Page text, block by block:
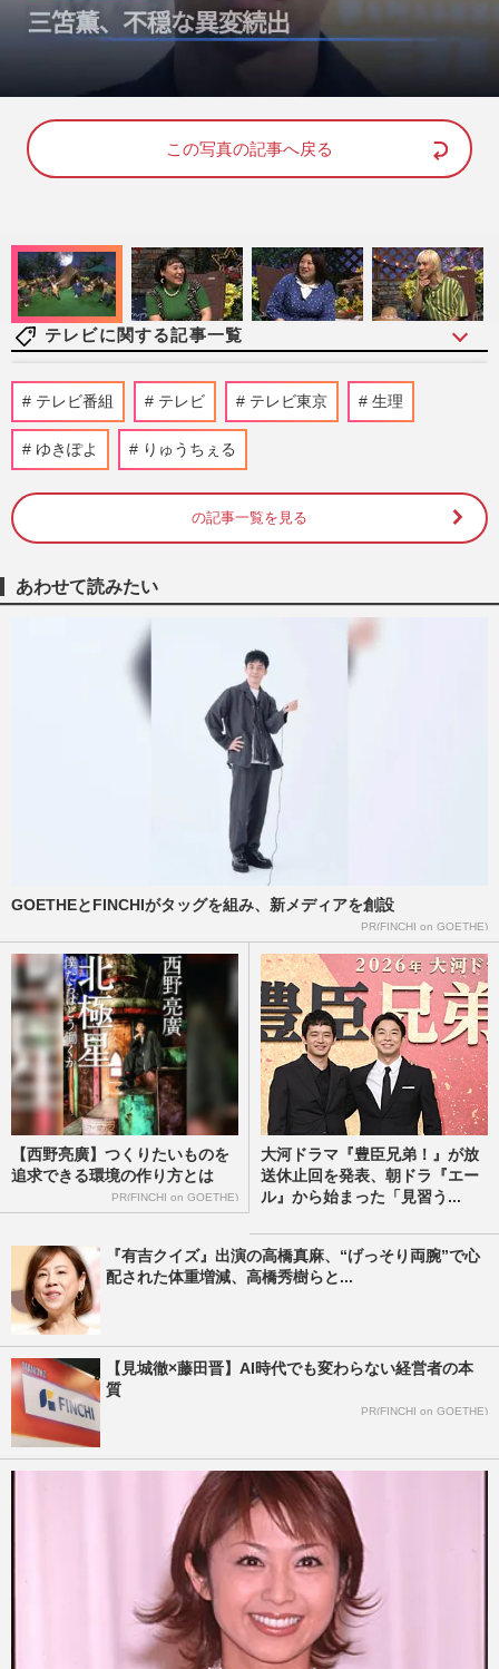
n
u
o
d
d
:
8
この写真の記事へ戻る
テレビに関する記事一覧
テレビ朝日『モーニングショー』玉川徹氏
「警察官が死刑にした」大阪府発砲事件へ
の持論に「警官の命をなん…
週刊女性PRIME
NHK職員への性加害で“出禁”食らった〈5
年前の番組出演者〉特定が進むも、ネット
週刊女性PRIME
NHK職員が「番組出演者から性被害」報
告も放置の衝撃対応、中居正広と国分太一
の事例もNHKは「加害者を守る…
週刊女性PRIME
阿部寛、連日の『VIVANT』PRが高視聴率
に直結も「激ヤセしてない？」心配され
る“げっそり頬ライン”の衝撃…
週刊女性PRIME
《令和8年熊本地震》藤井貴彦アナの現地
取材に「邪魔でしかない」ヘリ空撮も物議
で問われる“震災報道”の…
週刊女性PRIME 2026/7/30
テレビ番組 テレビ テレビ東京 生理
ゆきぽよ りゅうちぇる
の記事一覧を見る
あわせて読みたい
GOETHEとFINCHIがタッグを組み、新メディアを創設
PR(FINCHI on GOETHE)
【西野亮廣】つくりたいものを
追求できる環境の作り方とは
PR(FINCHI on GOETHE)
大河ドラマ『豊臣兄弟！』が放
送休止回を発表、朝ドラ『エー
ル』から始まった「見習う...
『有吉クイズ』出演の高橋真麻、“げっそり両腕”で心
配された体重増減、高橋秀樹らと...
【見城徹×藤田晋】AI時代でも変わらない経営者の本
質
PR(FINCHI on GOETHE)